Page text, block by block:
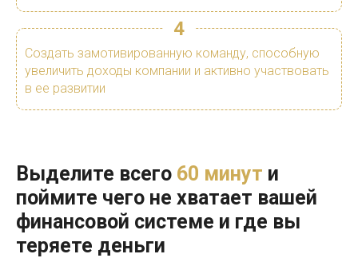
4
Создать замотивированную команду, способную
увеличить доходы компании и активно участвовать
в ее развитии
Выделите всего 60 минут и
поймите чего не хватает вашей
финансовой системе и где вы
теряете деньги